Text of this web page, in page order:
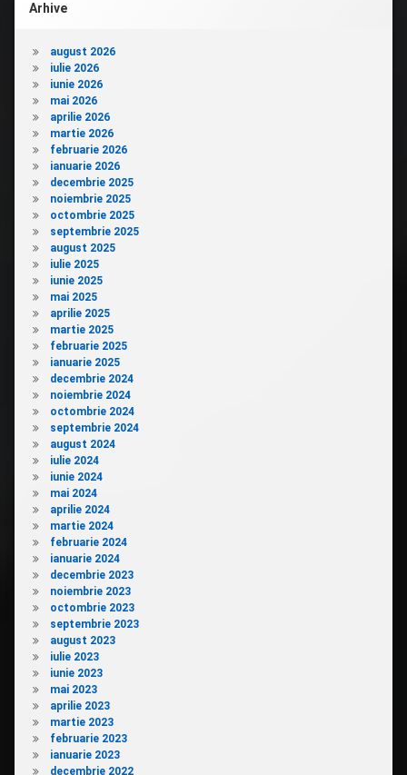
Arhive
august 2026
iulie 2026
iunie 2026
mai 2026
aprilie 2026
martie 2026
februarie 2026
ianuarie 2026
decembrie 2025
noiembrie 2025
octombrie 2025
septembrie 2025
august 2025
iulie 2025
iunie 2025
mai 2025
aprilie 2025
martie 2025
februarie 2025
ianuarie 2025
decembrie 2024
noiembrie 2024
octombrie 2024
septembrie 2024
august 2024
iulie 2024
iunie 2024
mai 2024
aprilie 2024
martie 2024
februarie 2024
ianuarie 2024
decembrie 2023
noiembrie 2023
octombrie 2023
septembrie 2023
august 2023
iulie 2023
iunie 2023
mai 2023
aprilie 2023
martie 2023
februarie 2023
ianuarie 2023
decembrie 2022